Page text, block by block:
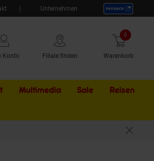
Unternehmen
Konto Filiale finden Warenkorb
0 Artikel
Multimedia Sale Externer
Reisen